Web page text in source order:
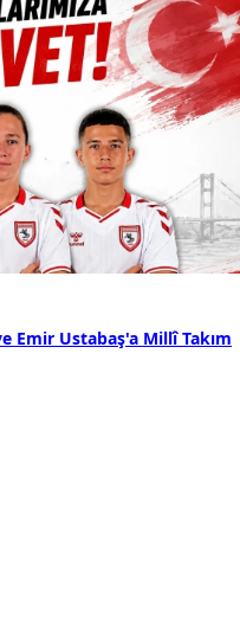
Emir Ustabaş'a Millî Takım